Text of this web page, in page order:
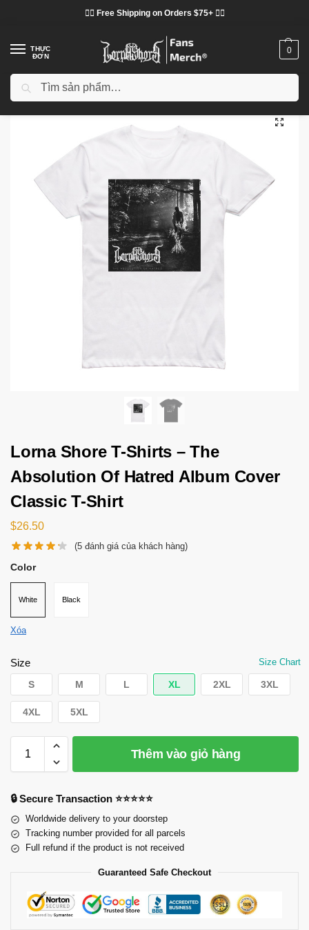
❤️‍🔥 Free Shipping on Orders $75+ ❤️‍🔥
THỰC
ĐƠN
0
Trang chủ / Cửa hàng / Lorna Shore vải
Lorna Shore T-Shirts – The
Absolution Of Hatred Album Cover
Classic T-Shirt
$26.50
(5 đánh giá của khách hàng)
Color
White Black
Xóa
Size Size Chart
S M L XL 2XL 3XL
4XL 5XL
Thêm vào giỏ hàng
🔒 Secure Transaction ⭐⭐⭐⭐⭐
Worldwide delivery to your doorstep
Tracking number provided for all parcels
Full refund if the product is not received
Guaranteed Safe Checkout